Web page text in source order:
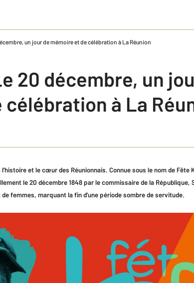
un jour de mémoire et de célébration à La Réunion
20 décembre, un
à La
et le cœur des Réunionnais. Connue sous le nom de Fête
le 20 décembre 1848 par le commissaire de la République,
femmes, marquant la fin d'une période sombre de servitude.